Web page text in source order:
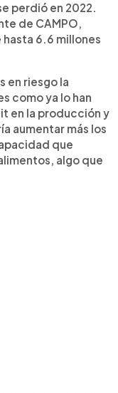
perdió en 2022.
de CAMPO,
6.6 millones
en riesgo la
como ya lo han
en la producción y
aumentar más los
que
algo que